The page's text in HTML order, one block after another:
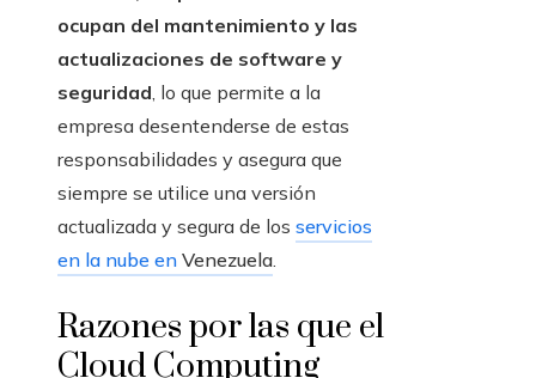
ocupan del mantenimiento y las
actualizaciones de software y
seguridad, lo que permite a la
empresa desentenderse de estas
responsabilidades y asegura que
siempre se utilice una versión
actualizada y segura de los servicios
en la nube en Venezuela.
Razones por las que el
Cloud Computing